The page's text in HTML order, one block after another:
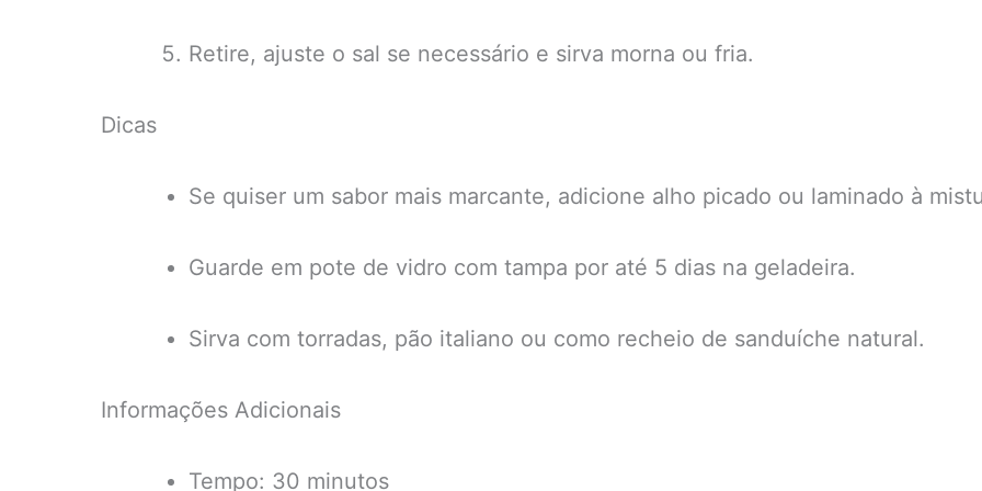
Retire, ajuste o sal se necessário e sirva morna ou fria.
Dicas
Se quiser um sabor mais marcante, adicione alho picado ou laminado à
Guarde em pote de vidro com tampa por até 5 dias na geladeira.
Sirva com torradas, pão italiano ou como recheio de sanduíche natural.
Informações Adicionais
Tempo: 30 minutos